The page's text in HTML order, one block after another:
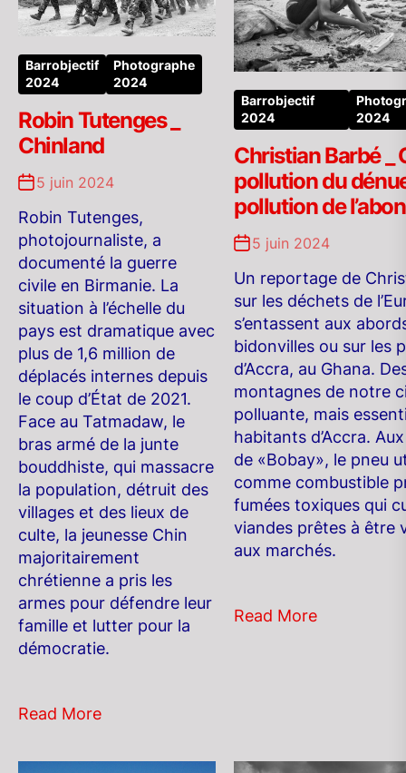
Barrobjectif
2024
Photographe
2024
Robin Tutenges _
Chinland
5 juin 2024
Robin Tutenges,
photojournaliste, a
documenté la guerre
civile en Birmanie. La
situation à l’échelle du
pays est dramatique avec
plus de 1,6 million de
déplacés internes depuis
le coup d’État de 2021.
Face au Tatmadaw, le
bras armé de la junte
bouddhiste, qui massacre
la population, détruit des
villages et des lieux de
culte, la jeunesse Chin
majoritairement
chrétienne a pris les
armes pour défendre leur
famille et lutter pour la
démocratie.
Read More
Barrobjectif
2024
2024
Christian Barbé _
pollution du
pollution de
5 juin 2024
Un reportage de
sur les déchets de
s’entassent aux
bidonvilles ou sur les
d’Accra, au Ghana.
montagnes de notre
polluante, mais
habitants d’Accra.
de «Bobay», le pneu
comme combustible
fumées toxiques qui
viandes prêtes à être
aux marchés.
Read More